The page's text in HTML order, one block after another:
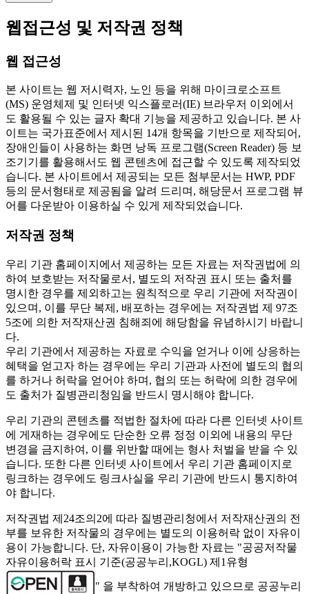
웹접근성 및 저작권 정책
웹 접근성
본 사이트는 웹 저시력자, 노인 등을 위해 마이크로소프트
(MS) 운영체제 및 인터넷 익스플로러(IE) 브라우저 이외에서
도 활용될 수 있는 글자 확대 기능을 제공하고 있습니다. 본 사
이트는 국가표준에서 제시된 14개 항목을 기반으로 제작되어,
장애인들이 사용하는 화면 낭독 프로그램(Screen Reader) 등 보
조기기를 활용해서도 웹 콘텐츠에 접근할 수 있도록 제작되었
습니다. 본 사이트에서 제공되는 모든 첨부문서는 HWP, PDF
등의 문서형태로 제공됨을 알려 드리며, 해당문서 프로그램 뷰
어를 다운받아 이용하실 수 있게 제작되었습니다.
저작권 정책
우리 기관 홈페이지에서 제공하는 모든 자료는 저작권법에 의
하여 보호받는 저작물로서, 별도의 저작권 표시 또는 출처를
명시한 경우를 제외하고는 원칙적으로 우리 기관에 저작권이
있으며, 이를 무단 복제, 배포하는 경우에는 저작권법 제 97조
5조에 의한 저작재산권 침해죄에 해당함을 유념하시기 바랍니
다.
우리 기관에서 제공하는 자료로 수익을 얻거나 이에 상응하는
혜택을 얻고자 하는 경우에는 우리 기관과 사전에 별도의 협의
를 하거나 허락을 얻어야 하며, 협의 또는 허락에 의한 경우에
도 출처가 질병관리청임을 반드시 명시해야 합니다.
우리 기관의 콘텐츠를 적법한 절차에 따라 다른 인터넷 사이트
에 게재하는 경우에도 단순한 오류 정정 이외에 내용의 무단
변경을 금지하여, 이를 위반할 때에는 형사 처벌을 받을 수 있
습니다. 또한 다른 인터넷 사이트에서 우리 기관 홈페이지로
링크하는 경우에도 링크사실을 우리 기관에 반드시 통지하여
야 합니다.
저작권법 제24조의2에 따라 질병관리청에서 저작재산권의 전
부를 보유한 저작물의 경우에는 별도의 이용허락 없이 자유이
용이 가능합니다. 단, 자유이용이 가능한 자료는 "공공저작물
자유이용허락 표시 기준(공공누리,KOGL) 제1유형
" 을 부착하여 개방하고 있으므로 공공누리